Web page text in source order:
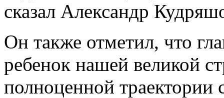
сказал Александр
Он также отметил, что
ребенок нашей великой
полноценной траектории